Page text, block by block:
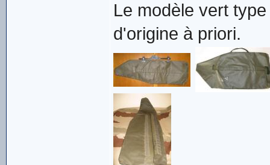
Le modèle vert
d'origine à priori.